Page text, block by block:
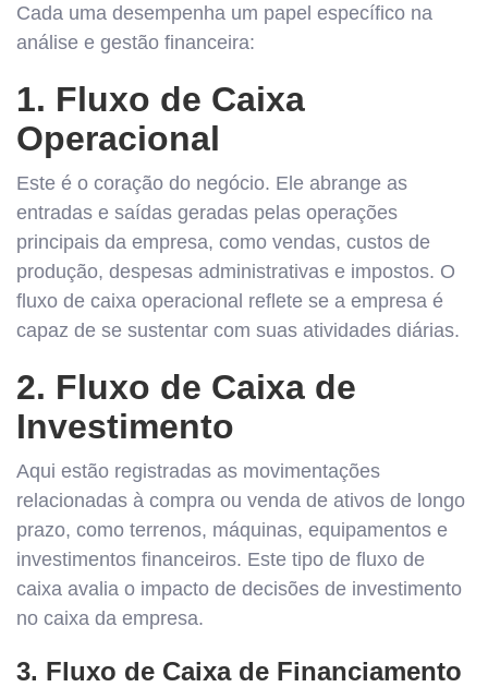
Cada uma desempenha um papel específico na
análise e gestão financeira:
1. Fluxo de Caixa
Operacional
Este é o coração do negócio. Ele abrange as
entradas e saídas geradas pelas operações
principais da empresa, como vendas, custos de
produção, despesas administrativas e impostos. O
fluxo de caixa operacional reflete se a empresa é
capaz de se sustentar com suas atividades diárias.
2. Fluxo de Caixa de
Investimento
Aqui estão registradas as movimentações
relacionadas à compra ou venda de ativos de longo
prazo, como terrenos, máquinas, equipamentos e
investimentos financeiros. Este tipo de fluxo de
caixa avalia o impacto de decisões de investimento
no caixa da empresa.
3. Fluxo de Caixa de Financiamento